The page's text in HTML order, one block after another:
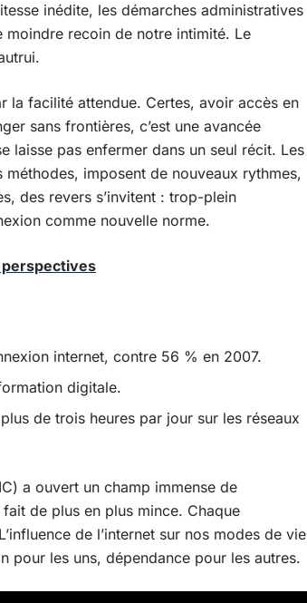
inédite, les démarches administratives
moindre recoin de notre intimité. Le
la facilité attendue. Certes, avoir accès en
sans frontières, c’est une avancée
laisse pas enfermer dans un seul récit. Les
imposent de nouveaux rythmes,
des revers s’invitent : trop-plein
comme nouvelle norme.
internet, contre 56 % en 2007.
digitale.
de trois heures par jour sur les réseaux
a ouvert un champ immense de
de plus en plus mince. Chaque
de l’internet sur nos modes de vie
pour les uns, dépendance pour les autres.